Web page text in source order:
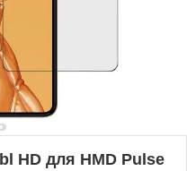
HD для HMD Pulse